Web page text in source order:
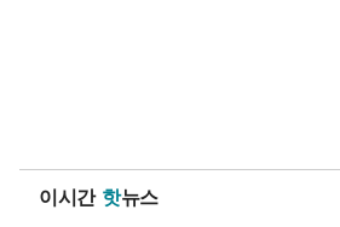
이시간 핫뉴스